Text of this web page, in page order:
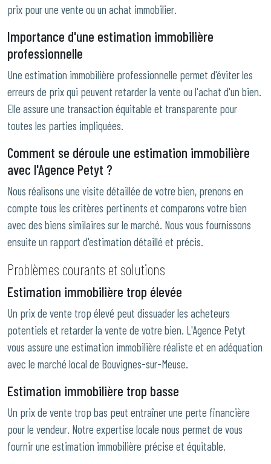
prix pour une vente ou un achat immobilier.
Importance d'une estimation immobilière
professionnelle
Une estimation immobilière professionnelle permet d'éviter les
erreurs de prix qui peuvent retarder la vente ou l'achat d'un bien.
Elle assure une transaction équitable et transparente pour
toutes les parties impliquées.
Comment se déroule une estimation immobilière
avec l'Agence Petyt ?
Nous réalisons une visite détaillée de votre bien, prenons en
compte tous les critères pertinents et comparons votre bien
avec des biens similaires sur le marché. Nous vous fournissons
ensuite un rapport d'estimation détaillé et précis.
Problèmes courants et solutions
Estimation immobilière trop élevée
Un prix de vente trop élevé peut dissuader les acheteurs
potentiels et retarder la vente de votre bien. L'Agence Petyt
vous assure une estimation immobilière réaliste et en adéquation
avec le marché local de Bouvignes-sur-Meuse.
Estimation immobilière trop basse
Un prix de vente trop bas peut entraîner une perte financière
pour le vendeur. Notre expertise locale nous permet de vous
fournir une estimation immobilière précise et équitable.